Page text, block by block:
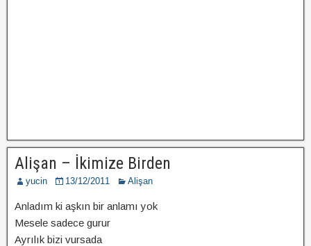
Alişan – İkimize Birden
yucin 13/12/2011 Alişan
Anladım ki aşkın bir anlamı yok
Mesele sadece gurur
Ayrılık bizi vursada